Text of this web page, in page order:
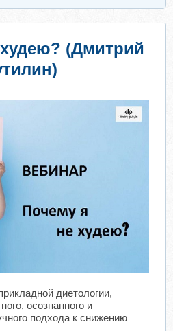
(Дмитрий
диетологии,
осознанного и
подхода к снижению